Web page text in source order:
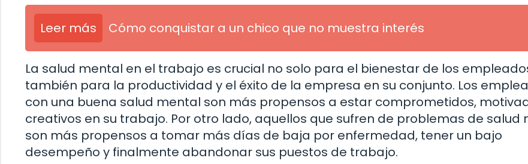
Leer más Cómo conquistar a un chico que no muestra interés
La salud mental en el trabajo es crucial no solo para el bienestar de los
también para la productividad y el éxito de la empresa en su conjunto. Los
con una buena salud mental son más propensos a estar comprometidos,
creativos en su trabajo. Por otro lado, aquellos que sufren de problemas de salud
son más propensos a tomar más días de baja por enfermedad, tener un bajo
desempeño y finalmente abandonar sus puestos de trabajo.